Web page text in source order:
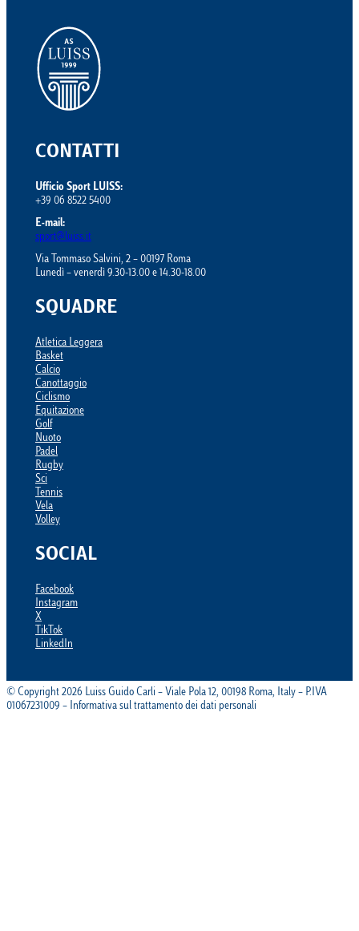
CONTATTI
Ufficio Sport LUISS:
+39 06 8522 5400
E-mail:
sport@luiss.it
Via Tommaso Salvini, 2 – 00197 Roma
Lunedì – venerdì 9.30-13.00 e 14.30-18.00
SQUADRE
Atletica Leggera
Basket
Calcio
Canottaggio
Ciclismo
Equitazione
Golf
Nuoto
Padel
Rugby
Sci
Tennis
Vela
Volley
SOCIAL
Facebook
Instagram
X
TikTok
LinkedIn
© Copyright 2026 Luiss Guido Carli – Viale Pola 12, 00198 Roma, Italy – P.IVA
01067231009 – Informativa sul trattamento dei dati personali